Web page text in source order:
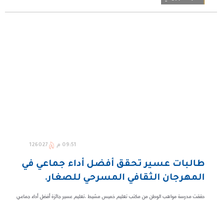
09:51 م 126027
طالبات عسير تحقق أفضل أداء جماعي في
المهرجان الثقافي المسرحي للصغار.
حققت مدرسة مواهب الوطن من مكتب تعليم خميس مشيط ،تعليم عسير جائزة‬⁩ أفضل أداء جماعي